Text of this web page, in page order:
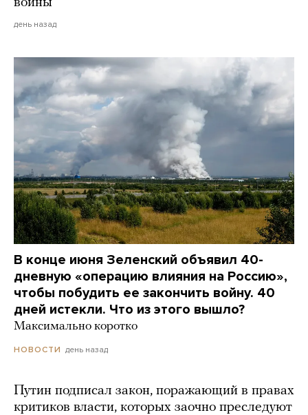
день назад
В конце июня Зеленский объявил 40-
дневную «операцию влияния на Россию»,
чтобы побудить ее закончить войну. 40
дней истекли. Что из этого вышло?
Максимально коротко
НОВОСТИ день назад
Путин подписал закон, поражающий в правах
критиков власти, которых заочно преследуют